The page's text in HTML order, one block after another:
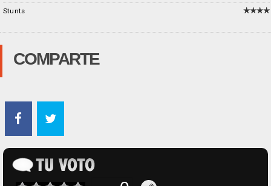
Stunts
COMPARTE